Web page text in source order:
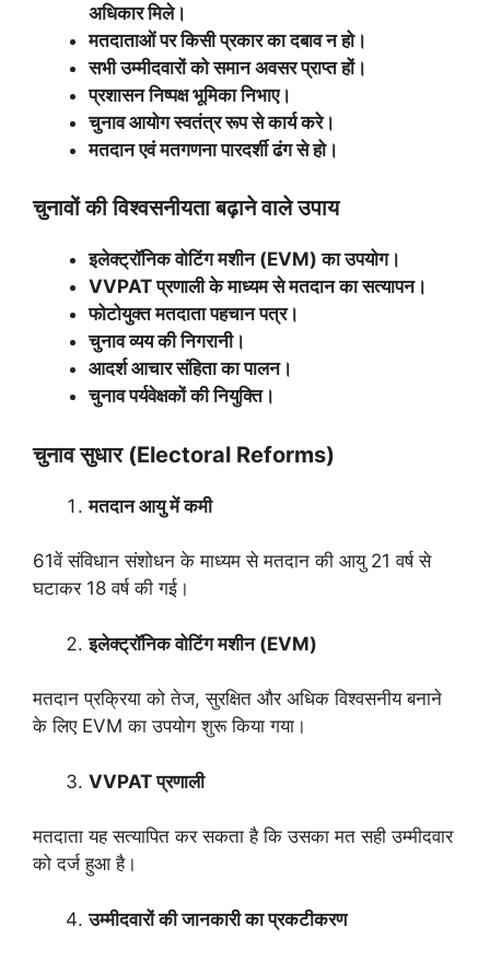
अधिकार मिले।
मतदाताओं पर किसी प्रकार का दबाव न हो।
सभी उम्मीदवारों को समान अवसर प्राप्त हों।
प्रशासन निष्पक्ष भूमिका निभाए।
चुनाव आयोग स्वतंत्र रूप से कार्य करे।
मतदान एवं मतगणना पारदर्शी ढंग से हो।
चुनावों की विश्वसनीयता बढ़ाने वाले उपाय
इलेक्ट्रॉनिक वोटिंग मशीन (EVM)का उपयोग।
VVPATप्रणाली के माध्यम से मतदान का सत्यापन।
फोटोयुक्त मतदाता पहचान पत्र।
चुनाव व्यय की निगरानी।
आदर्श आचार संहिता का पालन।
चुनाव पर्यवेक्षकों की नियुक्ति।
चुनाव सुधार (Electoral Reforms)
मतदान आयु में कमी
61वें संविधान संशोधन के माध्यम से मतदान की आयु 21 वर्ष से
घटाकर 18 वर्ष की गई।
इलेक्ट्रॉनिक वोटिंग मशीन (EVM)
मतदान प्रक्रिया को तेज, सुरक्षित और अधिक विश्वसनीय बनाने
के लिए EVM का उपयोग शुरू किया गया।
VVPATप्रणाली
मतदाता यह सत्यापित कर सकता है कि उसका मत सही उम्मीदवार
को दर्ज हुआ है।
उम्मीदवारों की जानकारी का प्रकटीकरण